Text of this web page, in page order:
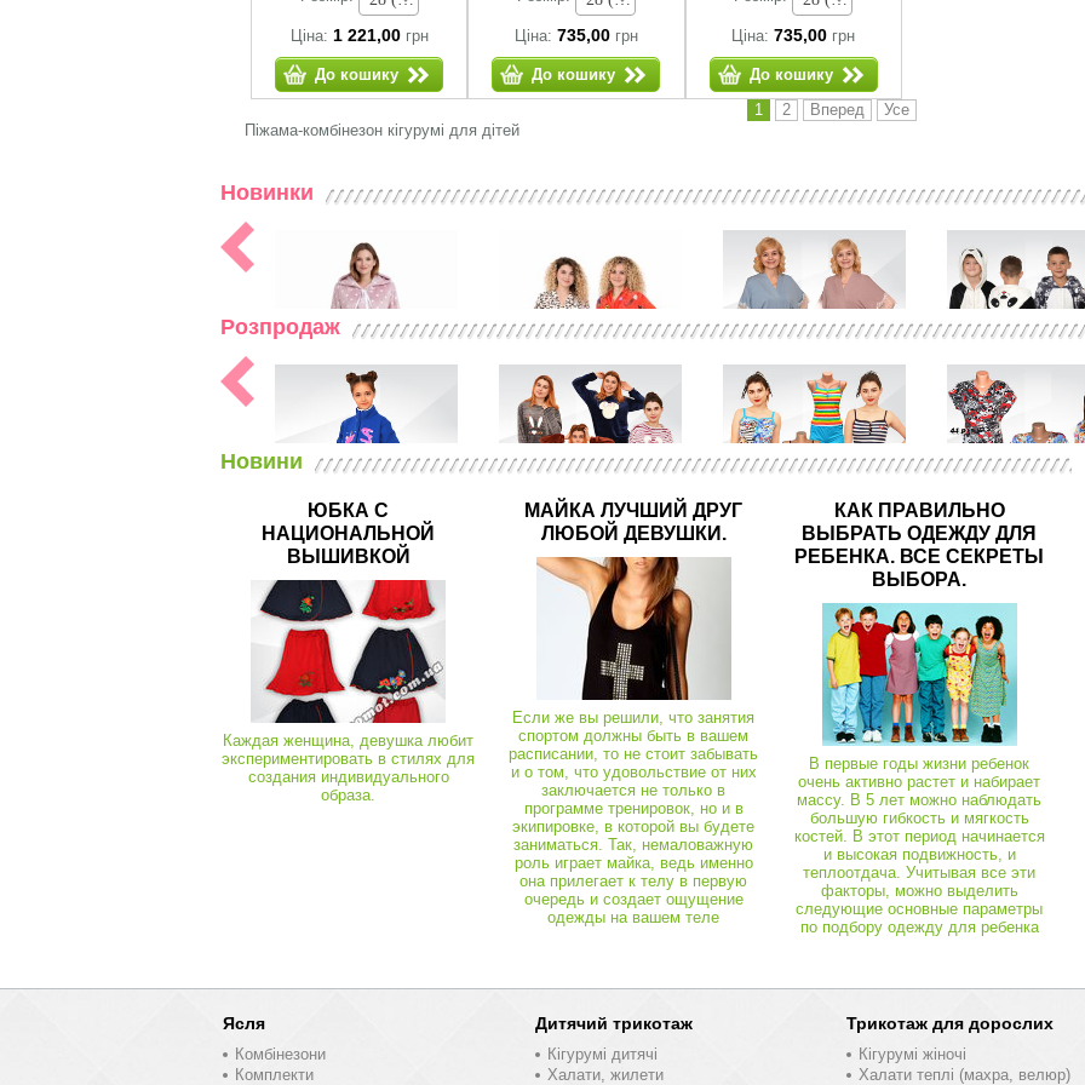
Ціна: 1 221,00грн
До кошику
Ціна: 735,00грн
До кошику
Ціна:735,00 грн
До кошику
1
2 Вперед Усе
Піжама-комбінезон кігурумі для дітей
Новинки
03373
Халати теплі (махра, велюр)
03527
Халати теплі (махра, велюр)
Халат кольоровий укорочений велсофт
Халат Кімоно мереживо віскоза
Піжама Кігурумі
Розпродаж
01893
Кофти, костюми
03960
Костюм Затишок велсофт
03453
Спортивні костюми та комплекти
Комплект Молодіжний (майка+шорти) кулір
Футболки, тільники
Блуза хомут вісконт
Новини
ЮБКА С
НАЦИОНАЛЬНОЙ
ВЫШИВКОЙ
Каждая женщина, девушка любит
экспериментировать в стилях для
создания индивидуального
образа.
МАЙКА ЛУЧШИЙ ДРУГ
ЛЮБОЙ ДЕВУШКИ.
Если же вы решили, что занятия
спортом должны быть в вашем
расписании, то не стоит забывать
и о том, что удовольствие от них
заключается не только в
программе тренировок, но и в
экипировке, в которой вы будете
заниматься. Так, немаловажную
роль играет майка, ведь именно
она прилегает к телу в первую
очередь и создает ощущение
одежды на вашем теле
КАК ПРАВИЛЬНО
ВЫБРАТЬ ОДЕЖДУ ДЛЯ
РЕБЕНКА. ВСЕ СЕКРЕТЫ
ВЫБОРА.
В первые годы жизни ребенок
очень активно растет и набирает
массу. В 5 лет можно наблюдать
большую гибкость и мягкость
костей. В этот период начинается
и высокая подвижность, и
теплоотдача. Учитывая все эти
факторы, можно выделить
следующие основные параметры
по подбору одежду для ребенка
Ясля
Комбінезони
Комплекти
Дитячий трикотаж
Кігурумі дитячі
Халати, жилети
Трикотаж для дорослих
Кігурумі жіночі
Халати теплі (махра, велюр)